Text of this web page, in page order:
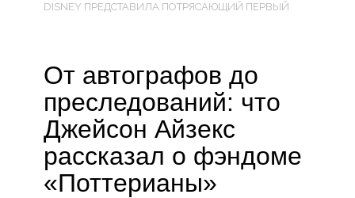
DISNEY ПРЕДСТАВИЛА ПОТРЯСАЮЩИЙ ПЕРВЫЙ
От автографов до
преследований: что
Джейсон Айзекс
рассказал о фэндоме
«Поттерианы»